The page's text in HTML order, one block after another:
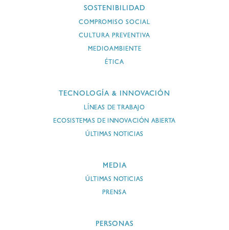
SOSTENIBILIDAD
COMPROMISO SOCIAL
CULTURA PREVENTIVA
MEDIOAMBIENTE
ÉTICA
TECNOLOGÍA & INNOVACIÓN
LÍNEAS DE TRABAJO
ECOSISTEMAS DE INNOVACIÓN ABIERTA
ÚLTIMAS NOTICIAS
MEDIA
ÚLTIMAS NOTICIAS
PRENSA
PERSONAS